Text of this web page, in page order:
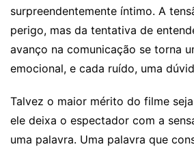
surpreendentemente íntimo. A
perigo, mas da tentativa de
avanço na comunicação se torna
emocional, e cada ruído, uma
Talvez o maior mérito do filme
ele deixa o espectador com a
uma palavra. Uma palavra que